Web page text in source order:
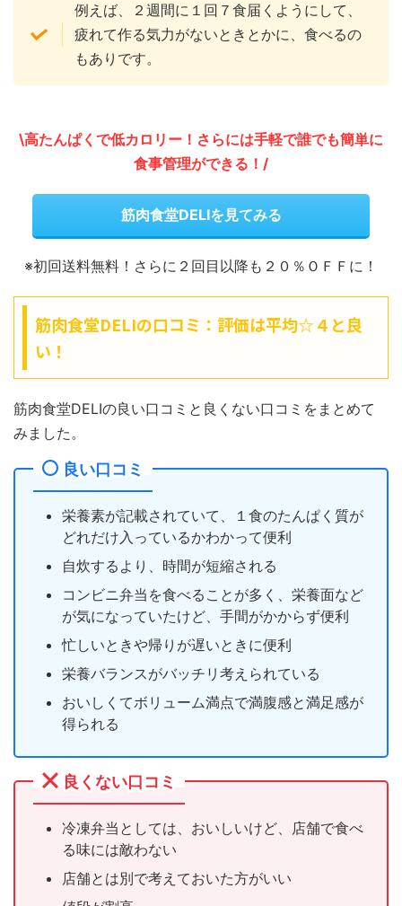
例えば、２週間に１回７食届くようにして、
疲れて作る気力がないときとかに、食べるの
もありです。
\高たんぱくで低カロリー！さらには手軽で誰でも簡単に
食事管理ができる！/
筋肉食堂DELIを見てみる
※初回送料無料！さらに２回目以降も２０％ＯＦＦに！
筋肉食堂DELIの口コミ：評価は平均☆４と良
い！
筋肉食堂DELIの良い口コミと良くない口コミをまとめて
みました。
良い口コミ
栄養素が記載されていて、１食のたんぱく質が
どれだけ入っているかわかって便利
自炊するより、時間が短縮される
コンビニ弁当を食べることが多く、栄養面など
が気になっていたけど、手間がかからず便利
忙しいときや帰りが遅いときに便利
栄養バランスがバッチリ考えられている
おいしくてボリューム満点で満腹感と満足感が
得られる
良くない口コミ
冷凍弁当としては、おいしいけど、店舗で食べ
る味には敵わない
店舗とは別で考えておいた方がいい